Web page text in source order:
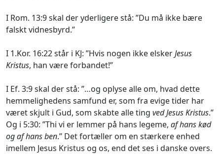
I Rom. 13:9 skal der yderligere stå: ”Du må ikke bære
falskt vidnesbyrd.”
I 1.Kor. 16:22 står i KJ: ”Hvis nogen ikke elskerJesus
Kristus, han være forbandet!”
I Ef. 3:9 skal der stå: ”…og oplyse alle om, hvad dette
hemmelighedens samfund er, som fra evige tider har
været skjult i Gud, som skabte alle ting ved Jesus Kristus.”
Og i 5:30: ”Thi vi er lemmer på hans legeme, af hans kød
og af hans ben.” Det fortæller om en stærkere enhed
imellem Jesus Kristus og os, end det ses i danske overs.